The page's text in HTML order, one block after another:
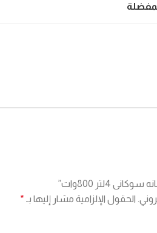
الحقول الإلزامية مشار إليها بـ *